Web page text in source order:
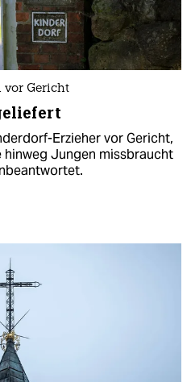
vor Gericht
Erzieher vor Gericht,
hinweg Jungen missbraucht